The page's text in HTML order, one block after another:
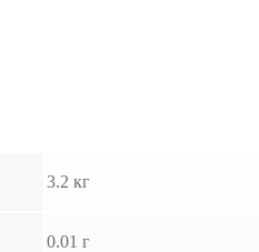
3.2 кг
0.01 г